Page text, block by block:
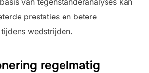
prestaties en betere
wedstrijden.
regelmatig